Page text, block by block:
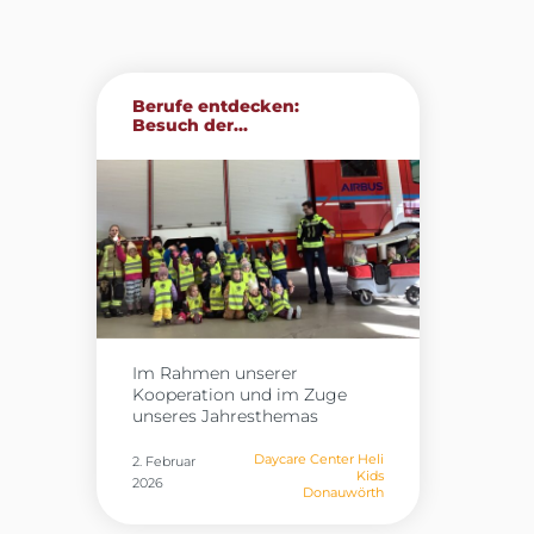
Berufe entdecken:
Besuch der...
Im Rahmen unserer
Kooperation und im Zuge
unseres Jahresthemas
der Heli Kids in Donauwörth
gestern die Werkfeuerwehr
von Airbus. Vor Ort erhielten
2. Februar
2026
Daycare Center Heli
Kids
Donauwörth